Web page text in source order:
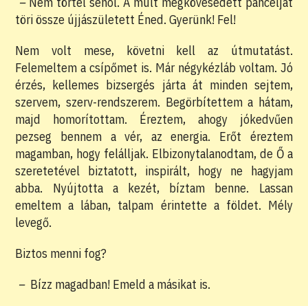
töri össze újjászületett Éned. Gyerünk! Fel!
Nem volt mese, követni kell az útmutatást.
Felemeltem a csípőmet is. Már négykézláb voltam. Jó
érzés, kellemes bizsergés járta át minden sejtem,
szervem, szerv-rendszerem. Begörbítettem a hátam,
majd homorítottam. Éreztem, ahogy jókedvűen
pezseg bennem a vér, az energia. Erőt éreztem
magamban, hogy felálljak. Elbizonytalanodtam, de Ő a
szeretetével biztatott, inspirált, hogy ne hagyjam
abba. Nyújtotta a kezét, bíztam benne. Lassan
emeltem a lában, talpam érintette a földet. Mély
levegő.
Biztos menni fog?
– Bízz magadban! Emeld a másikat is.